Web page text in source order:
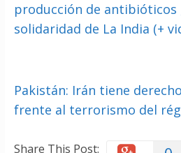
producción de antibióticos
solidaridad de La India (+
Pakistán: Irán tiene
frente al terrorismo del
Share This Post: